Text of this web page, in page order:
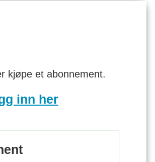
kjøpe et abonnement.
inn her